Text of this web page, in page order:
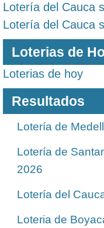
Lotería del Cauca
Lotería del Cauca
Loterias de
Loterias de hoy
Resultados
Lotería de
Lotería de
2026
Lotería del
Loteria de